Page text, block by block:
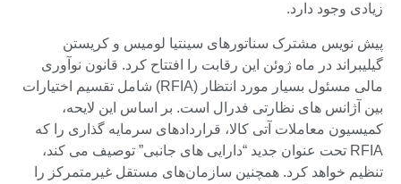
زیادی وجود دارد.
پیش نویس مشترک سناتورهای سینتیا لومیس و کریستن
گیلیبراند در ماه ژوئن این رقابت را افتتاح کرد. قانون نوآوری
مالی مسئول بسیار مورد انتظار (RFIA) شامل تقسیم اختیارات
بین آژانس های نظارتی فدرال است. بر اساس این لایحه،
کمیسیون معاملات آتی کالا، قراردادهای سرمایه گذاری را که
RFIA تحت عنوان جدید “دارایی های جانبی” توصیف می کند،
تنظیم خواهد کرد. همچنین سازمان‌های مستقل غیرمتمرکز را